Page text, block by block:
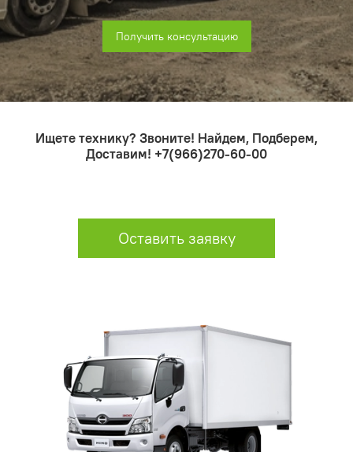
Получить консультацию
Ищете технику? Звоните! Найдем, Подберем,
Доставим! +7(966)270-60-00
Оставить заявку